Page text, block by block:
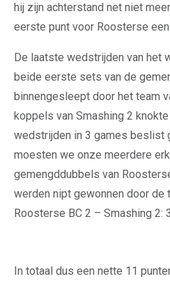
hij zijn achterstand net niet
eerste punt voor Roosterse
De laatste wedstrijden van het
beide eerste sets van de
binnengesleept door het team
koppels van Smashing 2
wedstrijden in 3 games beslist
moesten we onze meerdere
gemengddubbels van
werden nipt gewonnen door de
Roosterse BC 2 – Smashing 2:
In totaal dus een nette 11